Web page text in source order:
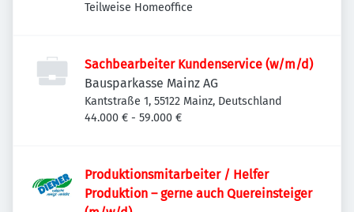
Rhein, Deutschland
Teilweise Homeoffice
Sachbearbeiter Kundenservice (w/m/d)
Bausparkasse Mainz AG
Kantstraße 1, 55122 Mainz, Deutschland
44.000 € - 59.000 €
Produktionsmitarbeiter / Helfer
Produktion – gerne auch Quereinsteiger